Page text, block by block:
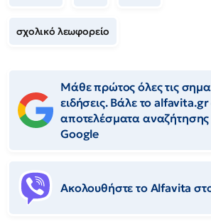
σχολικό λεωφορείο
Μάθε πρώτος όλες τις
ειδήσεις. Βάλε το
αποτελέσματα αναζήτησης
Google
Ακολουθήστε το Αlfavita